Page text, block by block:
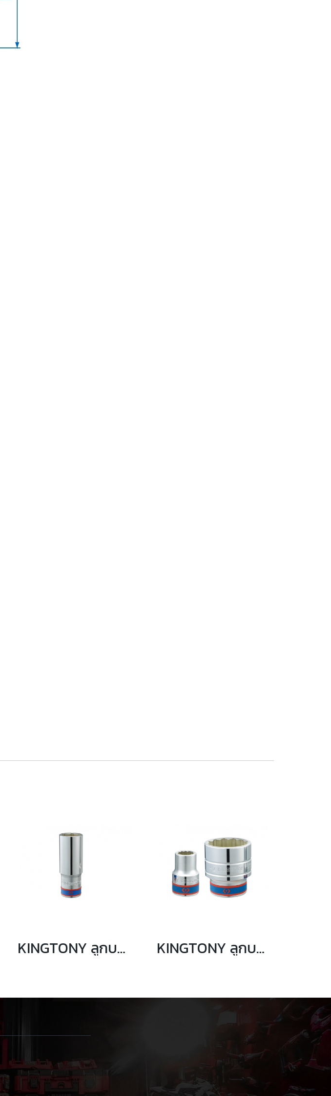
KINGTONY ลูกบล็อกยาว สีขาว รู 3/4” 6เหลี่ยม ขนาด 17 ถึง 60mm. (ระบบมิล) KINGTONY ลูกบล็อกสั้น สีขาว รู 3/4” 12เหลี่ยม ขนาด 17 ถึง 70mm. (ระบบมิล)